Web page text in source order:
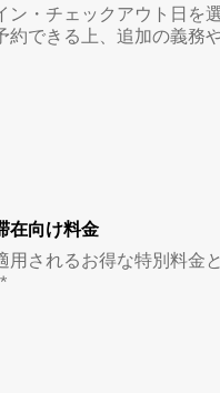
ン・チェックアウト日を
約できる上、追加の義務
在向け料金
用されるお得な特別料金